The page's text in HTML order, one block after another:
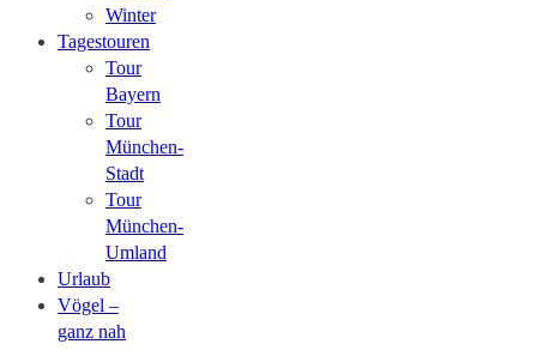
Winter
Tagestouren
Tour
Bayern
Tour
München-
Stadt
Tour
München-
Umland
Urlaub
Vögel –
ganz nah